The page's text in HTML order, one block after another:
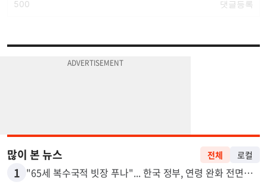
많이 본 뉴스 전체 로컬
1 "65세 복수국적 빗장 푸나"... 한국 정부, 연령 완화 전면 추진